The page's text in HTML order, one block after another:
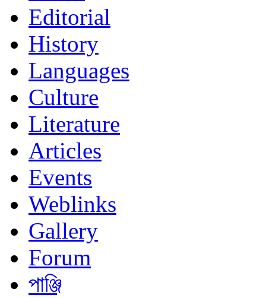
Editorial
History
Languages
Culture
Literature
Articles
Events
Weblinks
Gallery
Forum
পাঞ্জি